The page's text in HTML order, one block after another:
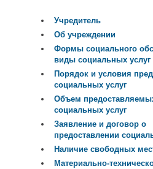
Учредитель
Об учреждении
Формы социального
виды социальных услуг
Порядок и условия
социальных услуг
Объем
социальных услуг
Заявление и договор о
предоставлении
Наличие свободных
Материально-